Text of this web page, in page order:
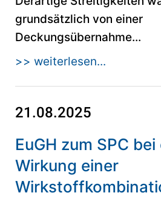
grundsätzlich von einer
Deckungsübernahme...
>> weiterlesen...
21.08.2025
EuGH zum SPC
Wirkung einer